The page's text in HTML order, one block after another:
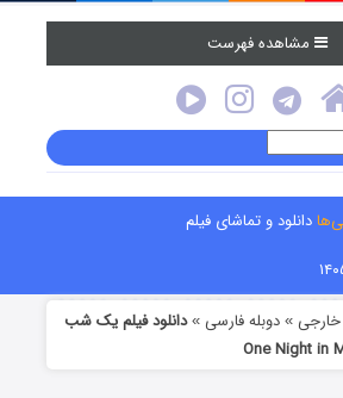
مشاهده فهرست
دانلود و تماشای فیلم
خارجی »دوبله فارسی »دانلود فیلم یک شب